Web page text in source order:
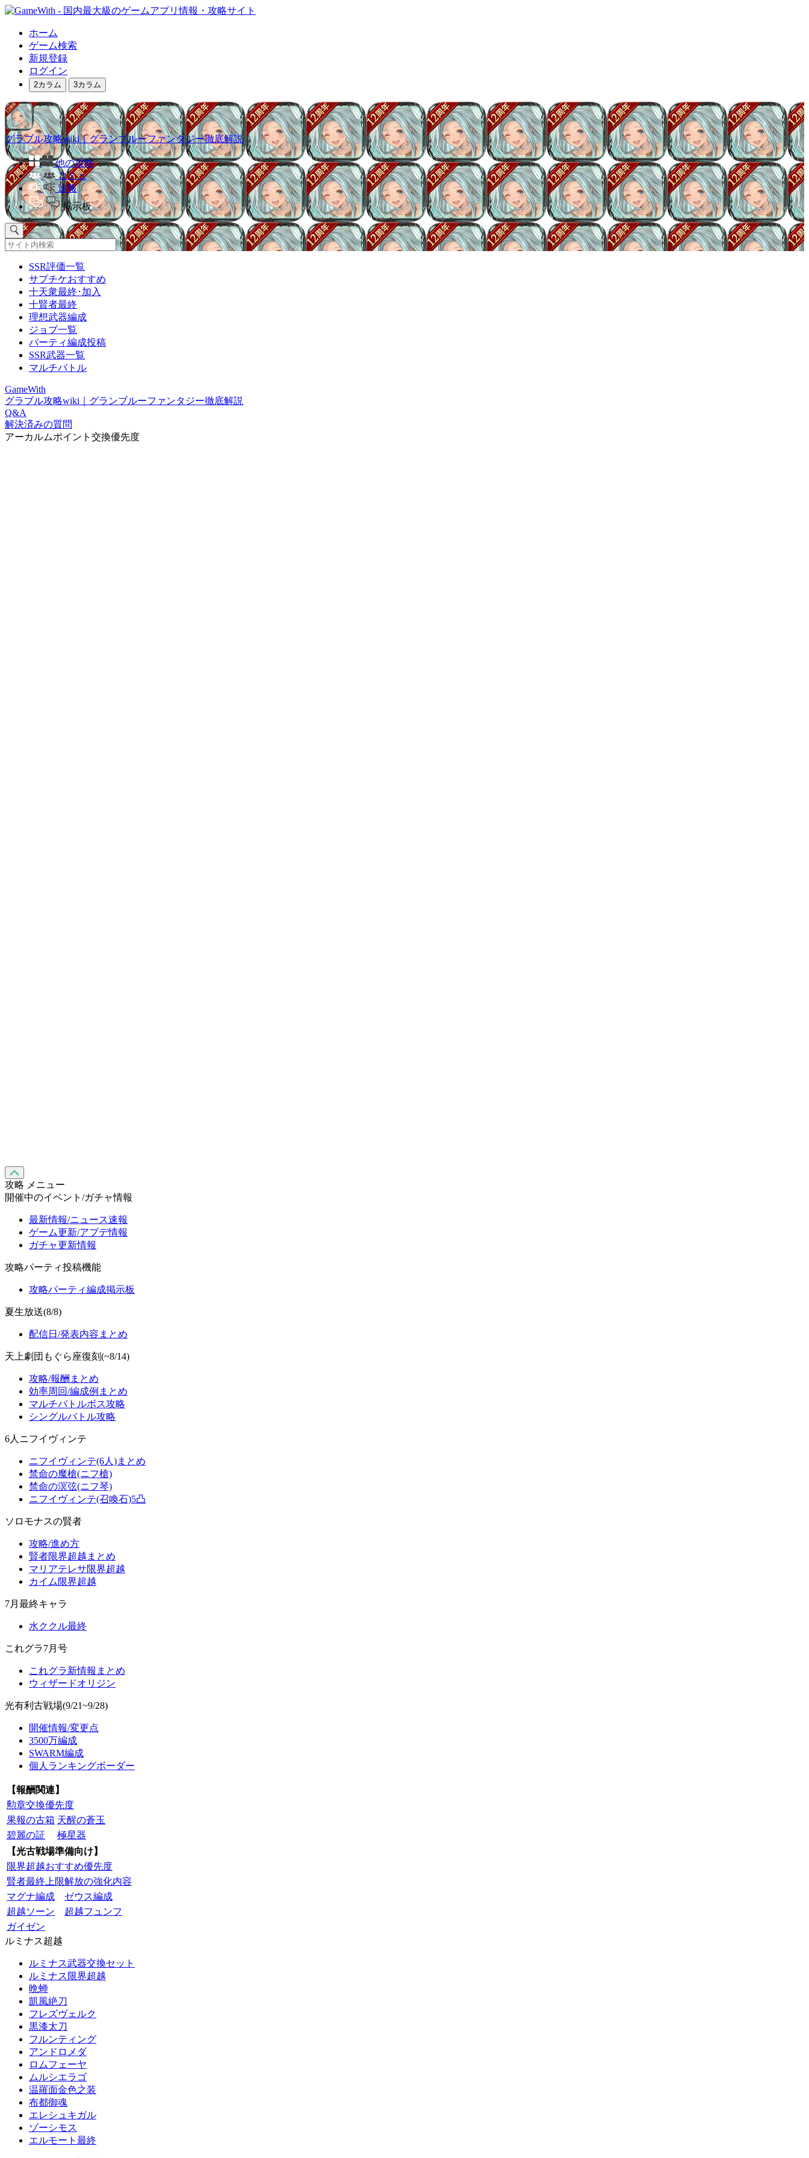
ホーム
ゲーム検索
新規登録
ログイン
2カラム 3カラム
グラブル攻略wiki｜グランブルーファンタジー徹底解説
他の攻略
コミュ
速報
掲示板
SSR評価一覧
サプチケおすすめ
十天衆最終･加入
十賢者最終
理想武器編成
ジョブ一覧
パーティ編成投稿
SSR武器一覧
マルチバトル
GameWith
グラブル攻略wiki｜グランブルーファンタジー徹底解説
Q&A
解決済みの質問
アーカルムポイント交換優先度
攻略 メニュー
開催中のイベント/ガチャ情報
最新情報/ニュース速報
ゲーム更新/アプデ情報
ガチャ更新情報
攻略パーティ投稿機能
攻略パーティ編成掲示板
夏生放送(8/8)
配信日/発表内容まとめ
天上劇団もぐら座復刻(~8/14)
攻略/報酬まとめ
効率周回/編成例まとめ
マルチバトルボス攻略
シングルバトル攻略
6人ニフイヴィンテ
ニフイヴィンテ(6人)まとめ
禁命の魔槍(ニフ槍)
禁命の溟弦(ニフ琴)
ニフイヴィンテ(召喚石)5凸
ソロモナスの賢者
攻略/進め方
賢者限界超越まとめ
マリアテレサ限界超越
カイム限界超越
7月最終キャラ
水ククル最終
これグラ7月号
これグラ新情報まとめ
ウィザードオリジン
光有利古戦場(9/21~9/28)
開催情報/変更点
3500万編成
SWARM編成
個人ランキングボーダー
【報酬関連】
勲章交換優先度
果報の古箱 天醒の蒼玉
碧麗の証
極星器
【光古戦場準備向け】
限界超越おすすめ優先度
賢者最終上限解放の強化内容
マグナ編成
ゼウス編成
超越ソーン
超越フュンフ
ガイゼン
ルミナス超越
ルミナス武器交換セット
ルミナス限界超越
晩蝉
凱風絶刀
フレズヴェルク
黒漆太刀
フルンティング
アンドロメダ
ロムフェーヤ
ムルシエラゴ
温羅面金色之装
布都御魂
エレシュキガル
ゾーシモス
エルモート最終